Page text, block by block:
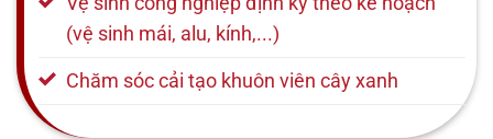
(vệ sinh mái, alu, kính,...)
Chăm sóc cải tạo khuôn viên cây xanh